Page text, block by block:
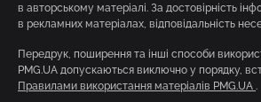
в авторському матеріалі. За достовірність
в рекламних матеріалах, відповідальність
Передрук, поширення та інші способи
PMG.UA допускаються виключно у порядку,
Правилами використання матеріалів PMG.UA .